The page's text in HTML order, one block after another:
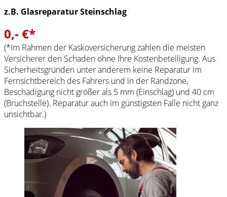
z.B. Glasreparatur Steinschlag
0,- €*
(*Im Rahmen der Kaskoversicherung zahlen die meisten
Versicherer den Schaden ohne Ihre Kostenbeteiligung. Aus
Sicherheitsgründen unter anderem keine Reparatur im
Fernsichtbereich des Fahrers und in der Randzone,
Beschädigung nicht größer als 5 mm (Einschlag) und 40 cm
(Bruchstelle). Reparatur auch im günstigsten Falle nicht ganz
unsichtbar.)